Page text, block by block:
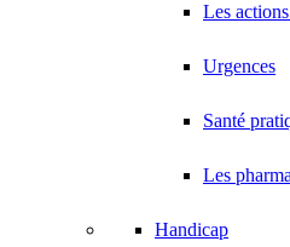
Les
Urgences
Santé
Les
Handicap